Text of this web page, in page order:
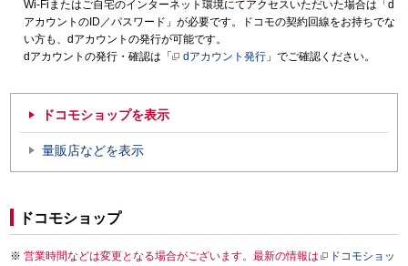
Wi-Fiまたはご自宅のインターネット環境にてアクセスいただいた場合は「d
アカウントのID／パスワード」が必要です。ドコモの契約回線をお持ちでな
い方も、dアカウントの発行が可能です。
dアカウントの発行・確認は「
dアカウント発行 」でご確認ください。
ドコモショップを表示
量販店などを表示
ドコモショップ
営業時間などは変更となる場合がございます。最新の情報は
ドコモショッ